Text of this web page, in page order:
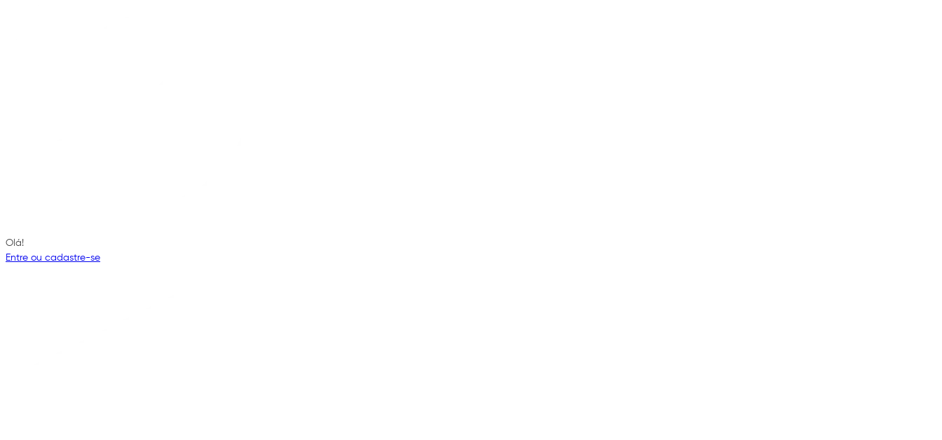
Olá!
Entre ou cadastre-se